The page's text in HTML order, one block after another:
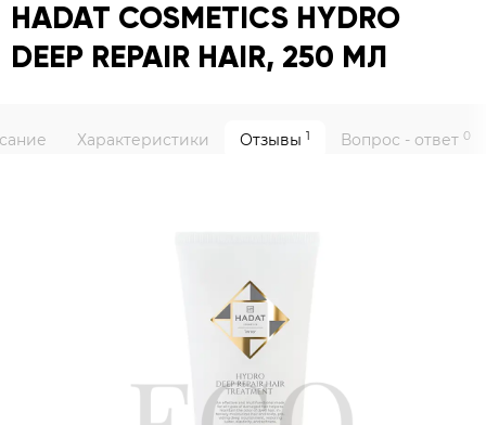
HADAT COSMETICS HYDRO
DEEP REPAIR HAIR, 250 МЛ
Характеристики Отзывы 1 Вопрос - ответ 0